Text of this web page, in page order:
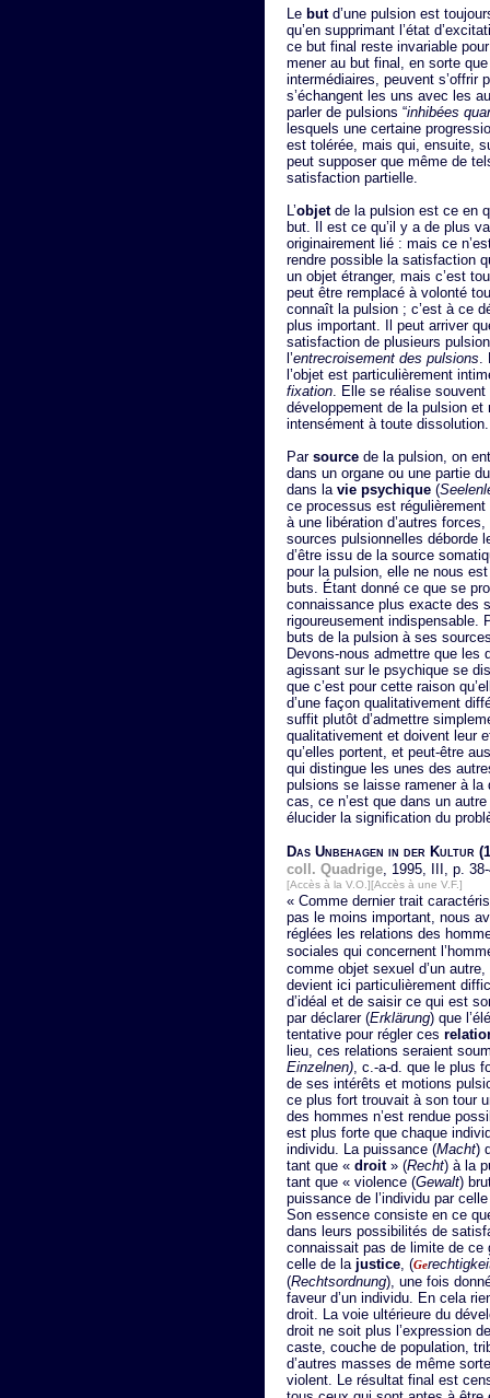
Le butd’une pulsion est
qu’en supprimant l’état
ce but final reste invariable
mener au but final, en sorte
intermédiaires, peuvent s’offrir
s’échangent les uns avec les
parler de pulsions “inhibées
lesquels une certaine
est tolérée, mais qui, ensuite,
peut supposer que même de
satisfaction partielle.
L’objetde la pulsion est ce en
but. Il est ce qu’il y a de plus
originairement lié : mais ce
rendre possible la satisfaction
un objet étranger, mais c’est
peut être remplacé à volonté
connaît la pulsion ; c’est à ce
plus important. Il peut arriver
satisfaction de plusieurs
l’entrecroisement des pulsions.
l’objet est particulièrement
fixation. Elle se réalise
développement de la pulsion
intensément à toute dissolution.
Par source de la pulsion, on
dans un organe ou une partie
dans la vie psychique (
ce processus est régulièrement
à une libération d’autres
sources pulsionnelles déborde
d’être issu de la source
pour la pulsion, elle ne nous
buts. Étant donné ce que se
connaissance plus exacte des
rigoureusement indispensable.
buts de la pulsion à ses
Devons-nous admettre que les
agissant sur le psychique se
que c’est pour cette raison
d’une façon qualitativement
suffit plutôt d’admettre
qualitativement et doivent leur
qu’elles portent, et peut-être
qui distingue les unes des
pulsions se laisse ramener à
cas, ce n’est que dans un
élucider la signification du
Das Unbehagen in der Kultur
coll. Quadrige, 1995, III, p.
[Accès à la V.O.][Accès à une V.F.]
« Comme dernier trait
pas le moins important, nous
réglées les relations des
sociales qui concernent
comme objet sexuel d’un
devient ici particulièrement
d’idéal et de saisir ce qui est
par déclarer (Erklärung) que
tentative pour régler ces
lieu, ces relations seraient
Einzelnen), c.-a-d. que le plus
de ses intérêts et motions
ce plus fort trouvait à son tour
des hommes n’est rendue
est plus forte que chaque
individu. La puissance (Macht)
tant que « droit» (Recht) à la
tant que « violence (Gewalt)
puissance de l’individu par
Son essence consiste en ce
dans leurs possibilités de
connaissait pas de limite de ce
celle de la justice, (Ge
(Rechtsordnung), une fois
faveur d’un individu. En cela
droit. La voie ultérieure du
droit ne soit plus l’expression
caste, couche de population,
d’autres masses de même
violent. Le résultat final est